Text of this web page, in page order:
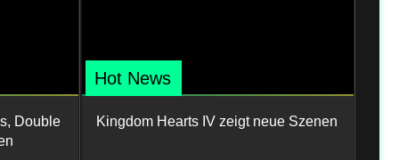
Double
Hot News
Kingdom Hearts IV zeigt neue Szenen